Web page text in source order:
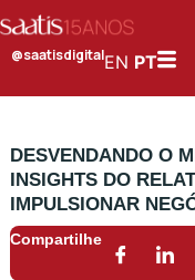
@saatisdigitalEN PT
DESVENDANDO O
INSIGHTS DO
IMPULSIONAR
Compartilhe